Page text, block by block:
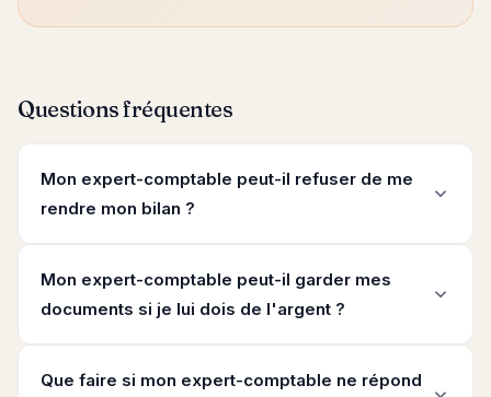
Questions fréquentes
Mon expert-comptable peut-il refuser de me
rendre mon bilan ?
Mon expert-comptable peut-il garder mes
documents si je lui dois de l'argent ?
Que faire si mon expert-comptable ne répond